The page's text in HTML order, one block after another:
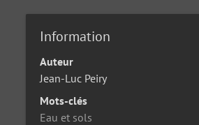
Information
Auteur
Jean-Luc Peiry
Mots-clés
Eau et sols